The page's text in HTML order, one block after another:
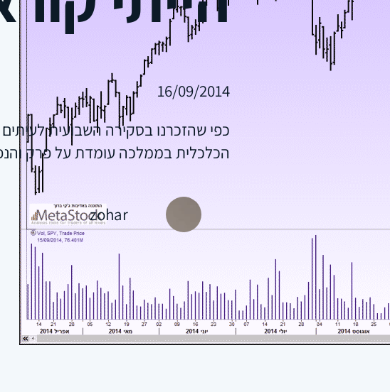
16/09/2014
כפי שהזכרנו בסקירה השבועית
הכלכלית בממלכה עומדת על פרק
zohar